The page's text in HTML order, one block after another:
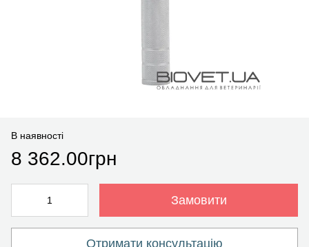
В наявності
8 362.00грн
Замовити
Отримати консультацію